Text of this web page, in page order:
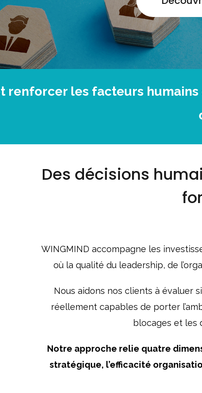
renforcer les facteurs
Des décisions
WINGMIND accompagne les
où la qualité du leadership, de
Nous aidons nos clients à évaluer
réellement capables de porter
blocages et les
Notre approche relie quatre
stratégique, l’efficacité